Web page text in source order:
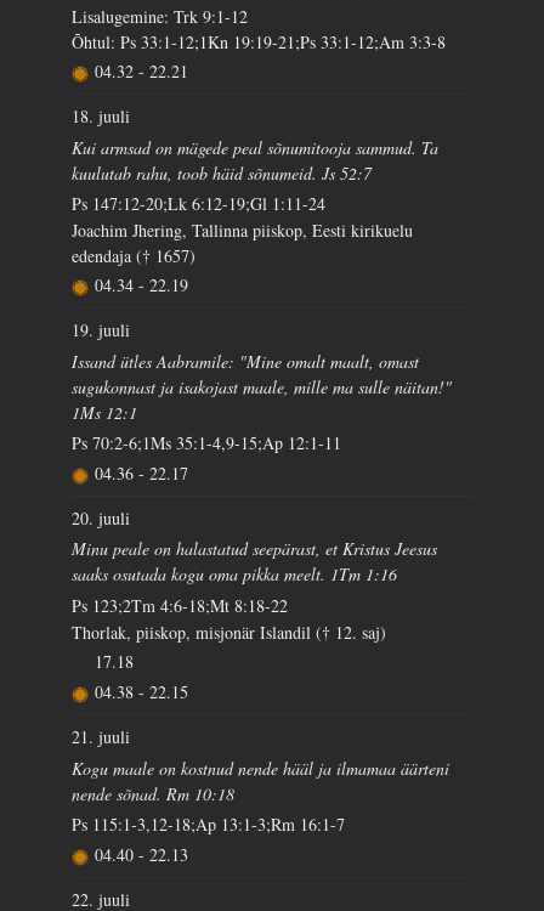
Lisalugemine: Trk 9:1-12
Õhtul: Ps 33:1-12;1Kn 19:19-21;Ps 33:1-12;Am 3:3-8
04.32 - 22.21
18. juuli
Kui armsad on mägede peal sõnumitooja sammud. Ta
kuulutab rahu, toob häid sõnumeid. Js 52:7
Ps 147:12-20;Lk 6:12-19;Gl 1:11-24
Joachim Jhering, Tallinna piiskop, Eesti kirikuelu
edendaja († 1657)
04.34 - 22.19
19. juuli
Issand ütles Aabramile: "Mine omalt maalt, omast
sugukonnast ja isakojast maale, mille ma sulle näitan!"
1Ms 12:1
Ps 70:2-6;1Ms 35:1-4,9-15;Ap 12:1-11
04.36 - 22.17
20. juuli
Minu peale on halastatud seepärast, et Kristus Jeesus
saaks osutada kogu oma pikka meelt. 1Tm 1:16
Ps 123;2Tm 4:6-18;Mt 8:18-22
Thorlak, piiskop, misjonär Islandil († 12. saj)
17.18
04.38 - 22.15
21. juuli
Kogu maale on kostnud nende hääl ja ilmamaa äärteni
nende sõnad. Rm 10:18
Ps 115:1-3,12-18;Ap 13:1-3;Rm 16:1-7
04.40 - 22.13
22. juuli